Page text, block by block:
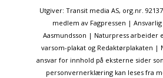
Utgiver: Transit media AS, org.nr.
medlem av Fagpressen |
Aasmundsson | Naturpress arbeider
varsom-plakat og Redaktørplakaten |
ansvar for innhold på eksterne sider
personvernerklæring kan leses fra